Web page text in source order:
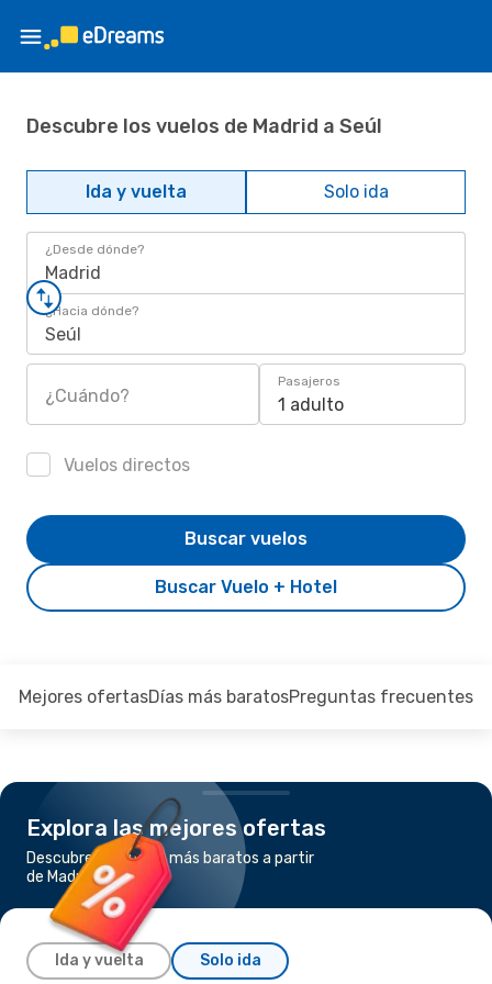
Descubre los vuelos de Madrid a Seúl
Ida y vuelta Solo ida
¿Desde dónde?
Madrid
¿Hacia dónde?
Seúl
¿Cuándo?
Pasajeros
1 adulto
Vuelos directos
Buscar Vuelo + Hotel
Buscar vuelos
Mejores ofertasDías más baratosPreguntas frecuentes
Explora las mejores ofertas
Descubre los vuelos más baratos a partir
de Madrid a Seúl
Ida y vuelta Solo ida